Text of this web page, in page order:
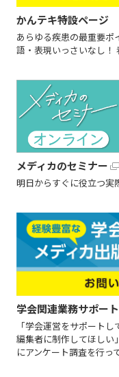
かんテキ特設ページ
あらゆる疾患の最重要ポ
語・表現いっさいなし！
メディカのセミナー
明日からすぐに役立つ実
学会関連業務サポート
「学会運営をサポート
編集者に制作してほしい
にアンケート調査を行っ